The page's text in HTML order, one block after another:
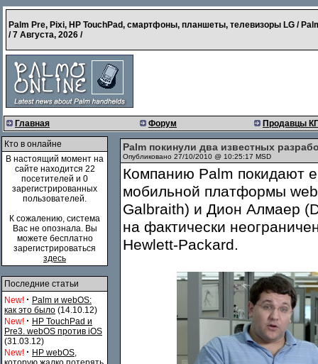
Palm Pre, Pixi, HP TouchPad, смартфоны, планшеты, телевизоры LG /
/7 Августа, 2026 /
Главная Форум Продавцы
Кто в онлайне
В настоящий момент на
сайте находится 22
посетителей и 0
зарегистрированных
пользователей.
К сожалению, система
Вас не опознала. Вы
можете бесплатно
зарегистрироваться
здесь
Последние статьи
New! · Palm и webOS:
как это было (14.10.12)
New! · HP TouchPad и
Pre3. webOS против iOS
(31.03.12)
New! · HP webOS,
Palm покинули два известных
Опубликовано 27/10/2010 @ 10:25:17 MSD
Компанию Palm покидают
мобильной платформы
Galbraith) и Дион Алмаер
на фактически
Hewlett-Packard.